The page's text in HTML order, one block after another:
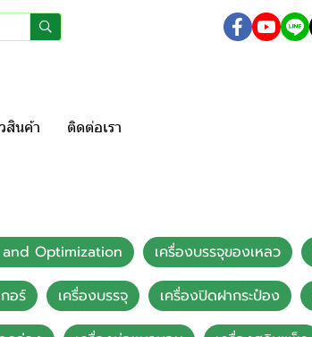
สินค้า ติดต่อเรา
and Optimization เครื่องบรรจุของเหลว
อร์ เครื่องบรรจุ เครื่องปิดฝากระป๋อง